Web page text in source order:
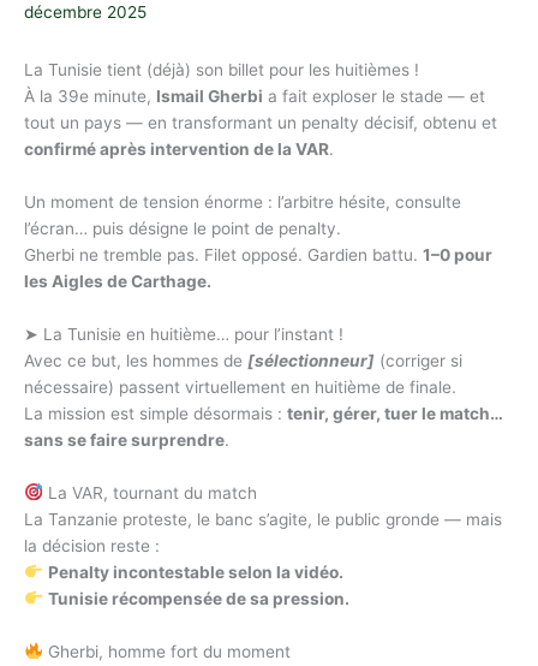
décembre 2025
La Tunisie tient (déjà) son billet pour les huitièmes !
À la 39e minute, Ismail Gherbi a fait exploser le stade — et
tout un pays — en transformant un penalty décisif, obtenu et
confirmé après intervention de la VAR.
Un moment de tension énorme : l’arbitre hésite, consulte
l’écran… puis désigne le point de penalty.
Gherbi ne tremble pas. Filet opposé. Gardien battu. 1–0 pour
les Aigles de Carthage.
➤ La Tunisie en huitième… pour l’instant !
Avec ce but, les hommes de [sélectionneur] (corriger si
nécessaire) passent virtuellement en huitième de finale.
La mission est simple désormais : tenir, gérer, tuer le match…
sans se faire surprendre.
La VAR, tournant du match
La Tanzanie proteste, le banc s’agite, le public gronde — mais
la décision reste :
Penalty incontestable selon la vidéo.
Tunisie récompensée de sa pression.
Gherbi, homme fort du moment